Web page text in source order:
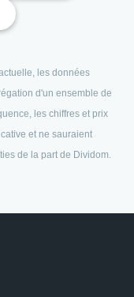
les données
d'un ensemble de
les chiffres et prix
et ne sauraient
de la part de Dividom.